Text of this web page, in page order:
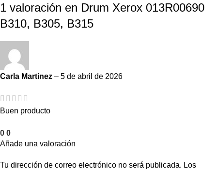
1 valoración en Drum Xerox 013R00690
B310, B305, B315
Carla Martinez – 5 de abril de 2026
Buen producto
0 0
Añade una valoración
Tu dirección de correo electrónico no será publicada. Los